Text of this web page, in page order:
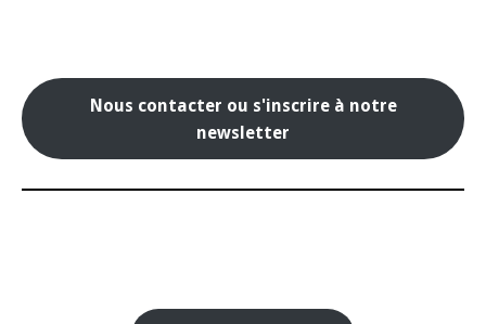
Nous contacter ou s'inscrire à notre
newsletter